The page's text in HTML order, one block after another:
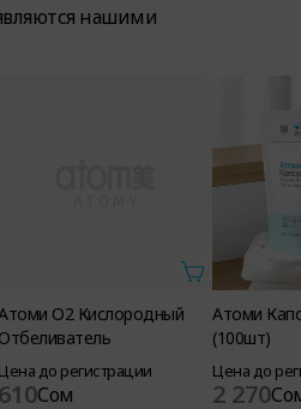
нашими
О2 Кислородный
Отбеливатель
Цена до регистрации
610Сом
Атоми
(100шт)
Цена до
2 270